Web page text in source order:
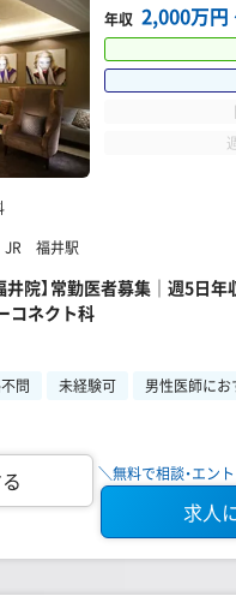
年収 2,000万円
JR 福井駅
院】常勤医者募集｜週5日
コネクト科
問 未経験可 男性医師にお
＼無料で相談・エン
求人